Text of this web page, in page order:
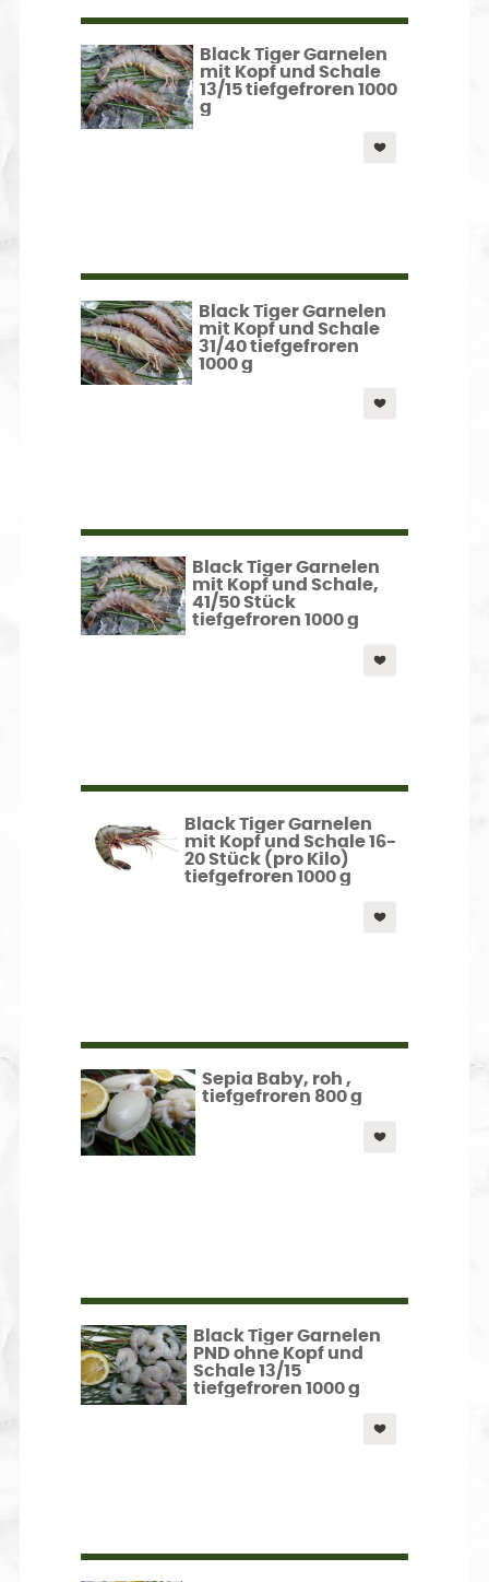
Black Tiger Garnelen
mit Kopf und Schale
13/15 tiefgefroren 1000
g
Black Tiger Garnelen
mit Kopf und Schale
31/40 tiefgefroren
1000 g
Black Tiger Garnelen
mit Kopf und Schale,
41/50 Stück
tiefgefroren 1000 g
Black Tiger Garnelen
mit Kopf und Schale 16-
20 Stück (pro Kilo)
tiefgefroren 1000 g
Sepia Baby, roh ,
tiefgefroren 800 g
Black Tiger Garnelen
PND ohne Kopf und
Schale 13/15
tiefgefroren 1000 g